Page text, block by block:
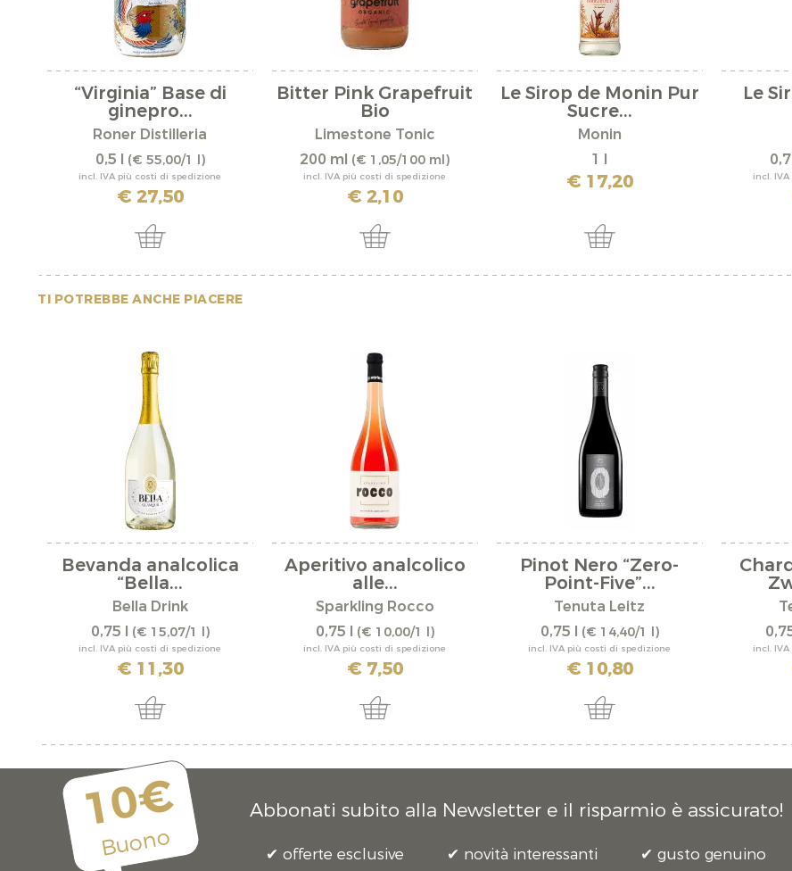
“Virginia” Base di
ginepro...
Roner Distilleria
0,5 l (€ 55,00/1 l)
incl. IVA più costi di spedizione
€ 27,50
Bitter Pink Grapefruit
Bio
Limestone Tonic
200 ml (€ 1,05/100 ml)
incl. IVA più costi di spedizione
€ 2,10
Le Sirop de Monin Pur
Sucre...
Monin
1 l
€ 17,20
Le
incl.
TI POTREBBE ANCHE PIACERE
Bevanda analcolica
“Bella...
Bella Drink
0,75 l (€ 15,07/1 l)
incl. IVA più costi di spedizione
€ 11,30
Aperitivo analcolico
alle...
Sparkling Rocco
0,75 l (€ 10,00/1 l)
incl. IVA più costi di spedizione
€ 7,50
Pinot Nero “Zero-
Point-Five”...
Tenuta Leitz
0,75 l (€ 14,40/1 l)
incl. IVA più costi di spedizione
€ 10,80
incl.
10€
Buono
Abbonati subito alla Newsletter e il risparmio è assicurato!
offerte esclusive novità interessanti gusto genuino